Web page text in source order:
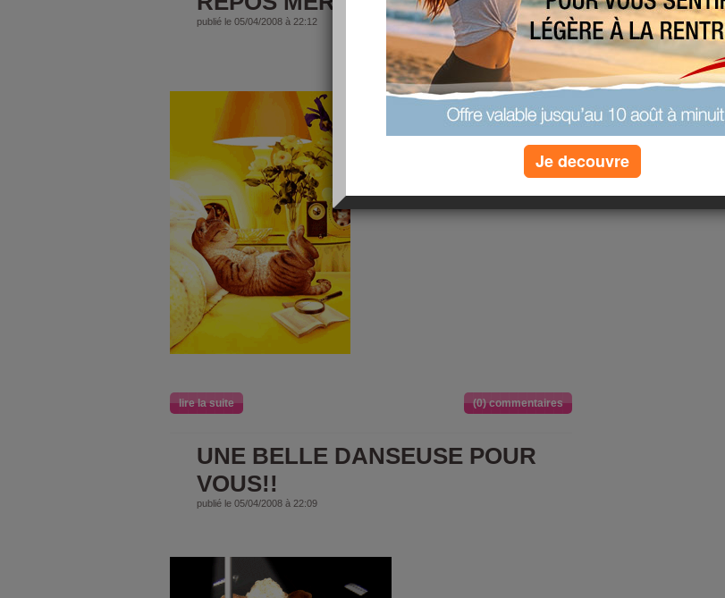
publié le 05/04/2008 à 22:12
lire la suite (0) commentaires
UNE BELLE DANSEUSE POUR
VOUS!!
publié le 05/04/2008 à 22:09
Je decouvre